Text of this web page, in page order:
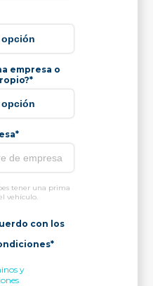
empresa o
tener una prima
vehículo.
con los
y